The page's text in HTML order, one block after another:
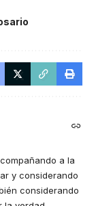
a la
y considerando
considerando